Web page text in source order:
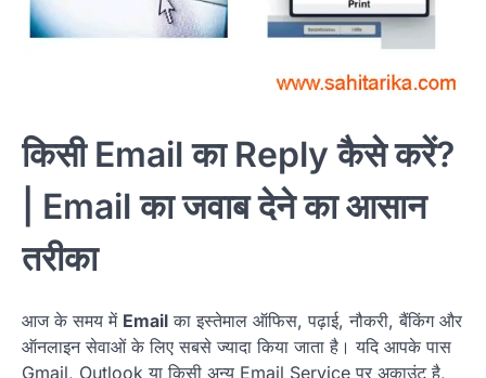
किसी Email का Reply कैसे करें?
| Email का जवाब देने का आसान
तरीका
आज के समय में Email का इस्तेमाल ऑफिस, पढ़ाई, नौकरी, बैंकिंग और
ऑनलाइन सेवाओं के लिए सबसे ज्यादा किया जाता है। यदि आपके पास
Gmail, Outlook या किसी अन्य Email Service पर अकाउंट है,